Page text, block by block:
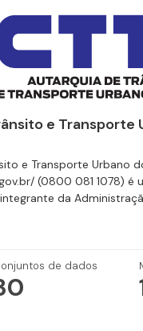
e Transporte
e Transporte Urbano
(0800 081 1078) é
da
de dados